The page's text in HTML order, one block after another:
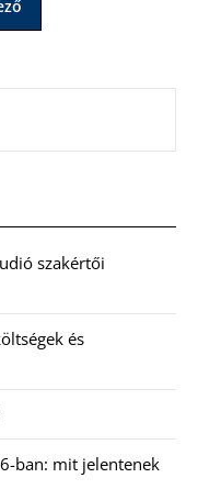
szakértői
és
ban: mit jelentenek